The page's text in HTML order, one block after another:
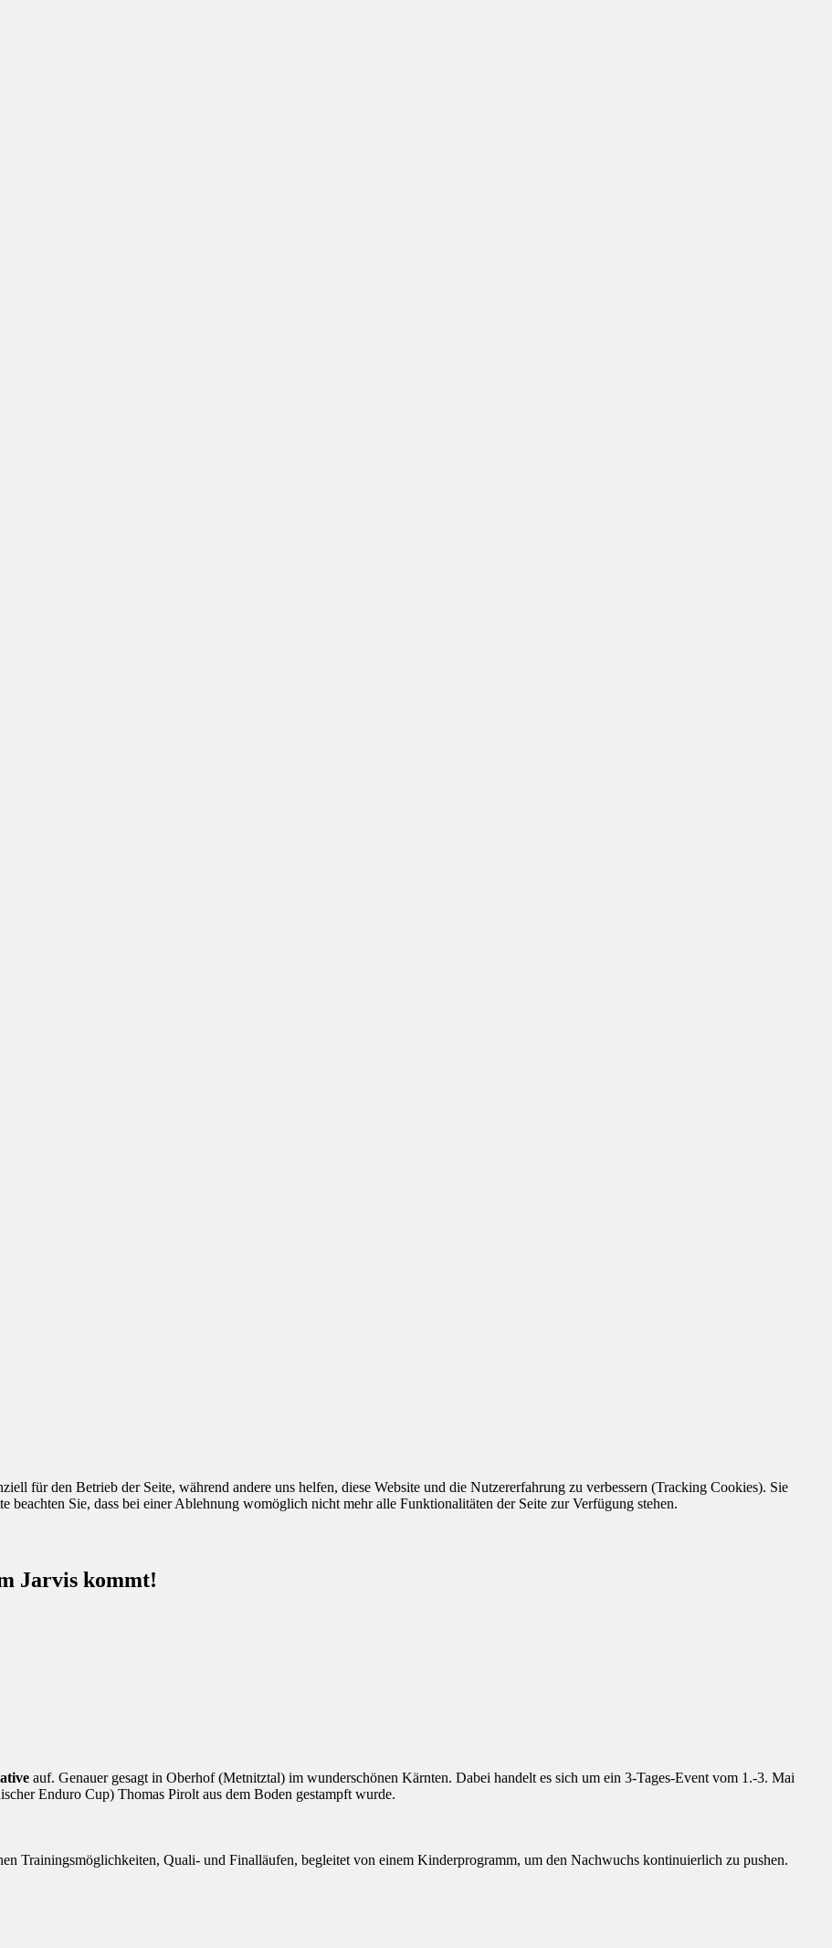
Jarvis kommt!
auf. Genauer gesagt in Oberhof (Metnitztal) im wunderschönen Kärnten. Dabei handelt es sich um ein 3-Tages-Event vom 1.-3. Mai
Enduro Cup) Thomas Pirolt aus dem Boden gestampft wurde.
Trainingsmöglichkeiten, Quali- und Finalläufen, begleitet von einem Kinderprogramm, um den Nachwuchs kontinuierlich zu pushen.
für den Betrieb der Seite, während andere uns helfen, diese Website und die Nutzererfahrung zu verbessern (Tracking Cookies). Sie
beachten Sie, dass bei einer Ablehnung womöglich nicht mehr alle Funktionalitäten der Seite zur Verfügung stehen.